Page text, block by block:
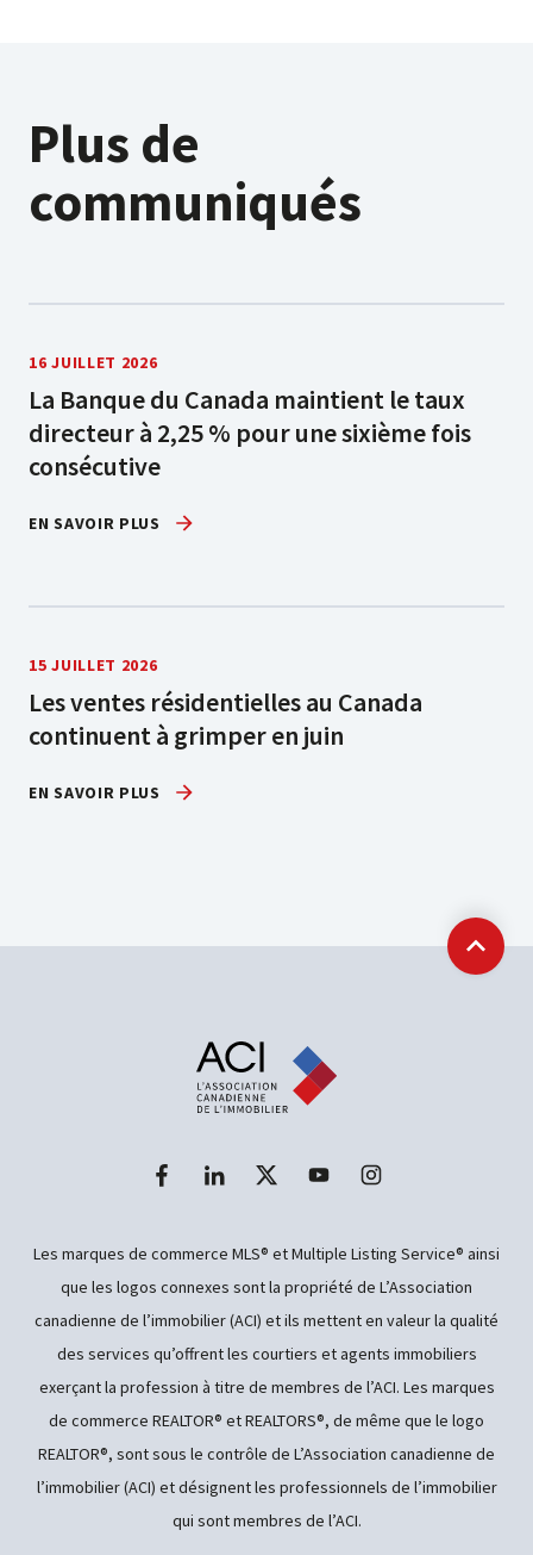
Plus de
communiqués
16 JUILLET 2026
La Banque du Canada maintient le taux
directeur à 2,25 % pour une sixième fois
consécutive
EN SAVOIR PLUS
15 JUILLET 2026
Les ventes résidentielles au Canada
continuent à grimper en juin
EN SAVOIR PLUS
Les marques de commerce MLS® et Multiple Listing Service® ainsi
que les logos connexes sont la propriété de L’Association
canadienne de l’immobilier (ACI) et ils mettent en valeur la qualité
des services qu’offrent les courtiers et agents immobiliers
exerçant la profession à titre de membres de l’ACI. Les marques
de commerce REALTOR® et REALTORS®, de même que le logo
REALTOR®, sont sous le contrôle de L’Association canadienne de
l’immobilier (ACI) et désignent les professionnels de l’immobilier
qui sont membres de l’ACI.